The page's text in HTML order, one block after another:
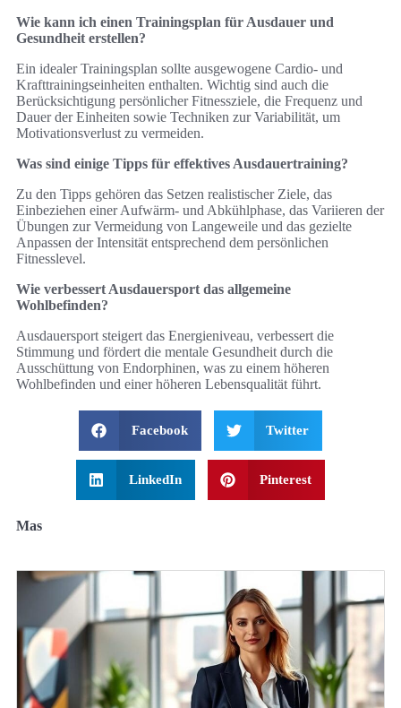
Wie kann ich einen Trainingsplan für Ausdauer und
Gesundheit erstellen?
Ein idealer Trainingsplan sollte ausgewogene Cardio- und
Krafttrainingseinheiten enthalten. Wichtig sind auch die
Berücksichtigung persönlicher Fitnessziele, die Frequenz und
Dauer der Einheiten sowie Techniken zur Variabilität, um
Motivationsverlust zu vermeiden.
Was sind einige Tipps für effektives Ausdauertraining?
Zu den Tipps gehören das Setzen realistischer Ziele, das
Einbeziehen einer Aufwärm- und Abkühlphase, das Variieren der
Übungen zur Vermeidung von Langeweile und das gezielte
Anpassen der Intensität entsprechend dem persönlichen
Fitnesslevel.
Wie verbessert Ausdauersport das allgemeine
Wohlbefinden?
Ausdauersport steigert das Energieniveau, verbessert die
Stimmung und fördert die mentale Gesundheit durch die
Ausschüttung von Endorphinen, was zu einem höheren
Wohlbefinden und einer höheren Lebensqualität führt.
Facebook Twitter
LinkedIn Pinterest
Mas